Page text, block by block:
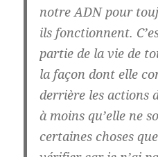
notre ADN pour
ils fonctionnent.
partie de la vie de
la façon dont elle
derrière les actions
à moins qu’elle ne
certaines choses